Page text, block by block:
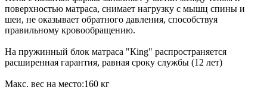
поверхностью матраса, снимает нагрузку с мышц спины и
шеи, не оказывает обратного давления, способствуя
правильному кровообращению.
На пружинный блок матраса "Кing" распространяется
расширенная гарантия, равная сроку службы (12 лет)
Макс. вес на место:160 кг